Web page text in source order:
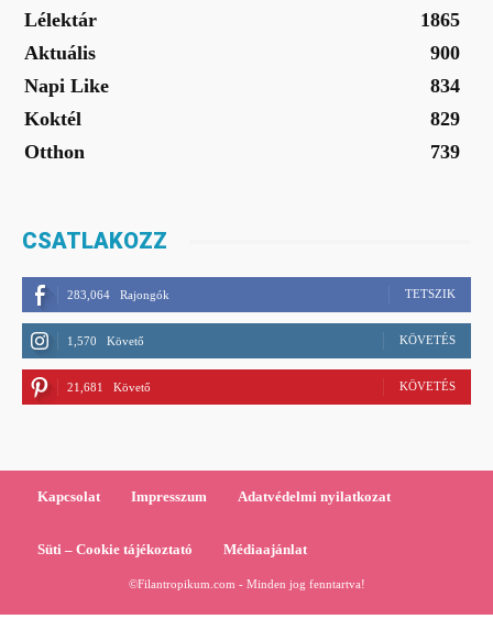
Lélektár
1865
Aktuális
900
Napi Like
834
Koktél
829
Otthon
739
CSATLAKOZZ
283,064 Rajongók TETSZIK
1,570 Követő KÖVETÉS
21,681 Követő KÖVETÉS
Kapcsolat Impresszum Adatvédelmi nyilatkozat
Süti – Cookie tájékoztató Médiaajánlat
©Filantropikum.com - Minden jog fenntartva!